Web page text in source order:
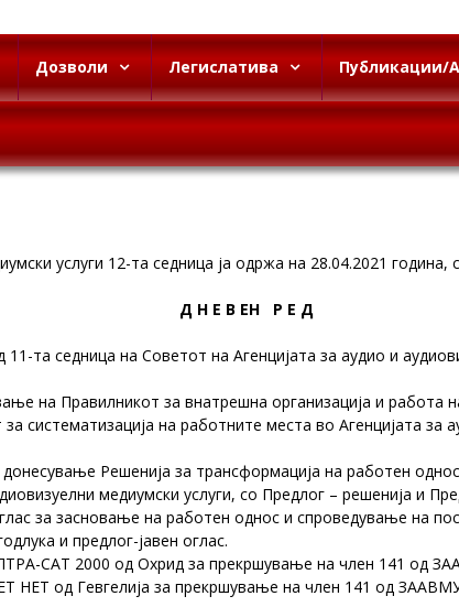
Дозволи Легислатива Публикации/
услуги 12-та седница ја одржа на 28.04.2021 година,
Д Н Е В ЕН Р Е Д
та седница на Советот на Агенцијата за аудио и
на Правилникот за внатрешна организација и работа
систематизација на работните места во Агенцијата за
Решенија за трансформација на работен
медиумски услуги, со Предлог – решенија и
за засновање на работен однос и спроведување на
и предлог-јавен оглас.
САТ 2000 од Охрид за прекршување на член 141 од
НЕТ од Гевгелија за прекршување на член 141 од